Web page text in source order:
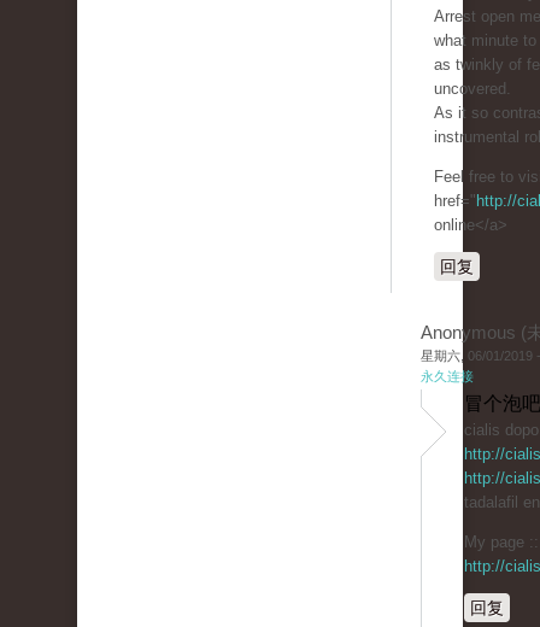
Arrest open
what minute
as twinkly of
uncovered.
As it so
instrumental
Feel free to
href=" http://
online</a>
回复
Anonymous (
星期六, 06/01/2019
永久连接
冒个泡
cialis
http://
http://
tadalafil
My page
http://
回复